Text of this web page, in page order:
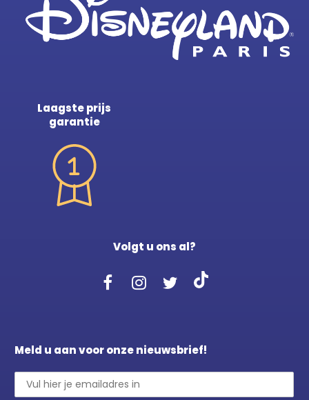
Laagste prijs
garantie
Volgt u ons al?
Meld u aan voor onze nieuwsbrief!